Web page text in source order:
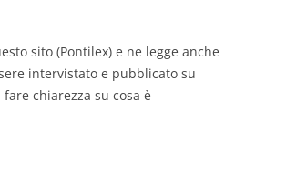
sito (Pontilex) e ne legge anche
intervistato e pubblicato su
chiarezza su cosa è